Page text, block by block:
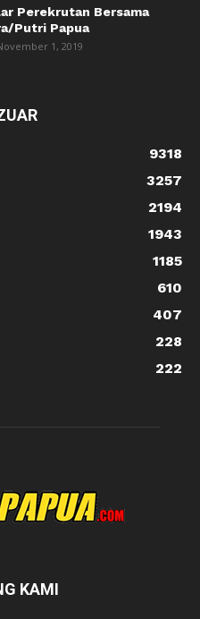
Perekrutan Bersama
Putri Papua
1, 2019
9318
3257
2194
1943
1185
610
407
228
222
KAMI